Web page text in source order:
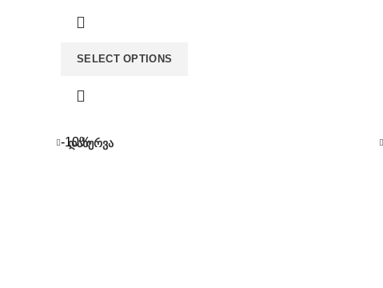
SELECT OPTIONS
-10%
დახურვა